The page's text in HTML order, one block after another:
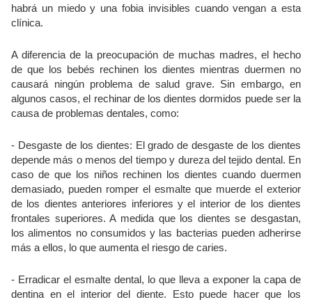
habrá un miedo y una fobia invisibles cuando vengan a esta
clínica.
A diferencia de la preocupación de muchas madres, el hecho
de que los bebés rechinen los dientes mientras duermen no
causará ningún problema de salud grave. Sin embargo, en
algunos casos, el rechinar de los dientes dormidos puede ser la
causa de problemas dentales, como:
- Desgaste de los dientes: El grado de desgaste de los dientes
depende más o menos del tiempo y dureza del tejido dental. En
caso de que los niños rechinen los dientes cuando duermen
demasiado, pueden romper el esmalte que muerde el exterior
de los dientes anteriores inferiores y el interior de los dientes
frontales superiores. A medida que los dientes se desgastan,
los alimentos no consumidos y las bacterias pueden adherirse
más a ellos, lo que aumenta el riesgo de caries.
- Erradicar el esmalte dental, lo que lleva a exponer la capa de
dentina en el interior del diente. Esto puede hacer que los